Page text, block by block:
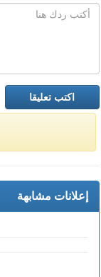
إعلانات مشابهة